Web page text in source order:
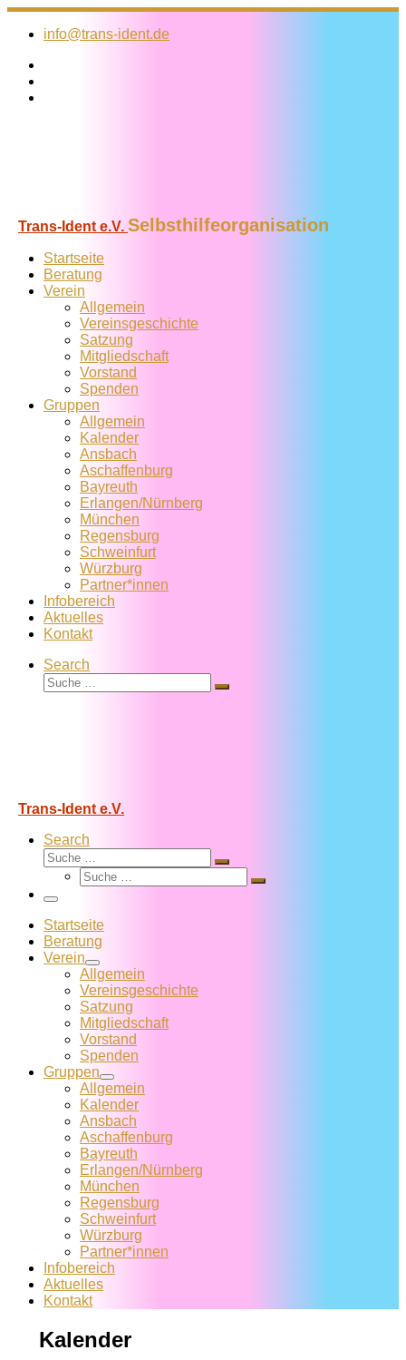
Zum
Inhalt
info@trans-ident.de
Trans-Ident e.V. Selbsthilfeorganisation
Startseite
Beratung
Verein
Allgemein
Vereins­geschichte
Satzung
Mitglied­schaft
Vorstand
Spenden
Gruppen
Allgemein
Kalender
Ansbach
Aschaffenburg
Bayreuth
Erlangen/Nürnberg
München
Regensburg
Schweinfurt
Würzburg
Partner*innen
Infobereich
Aktuelles
Kontakt
Search
Suche
Suche
Trans-Ident e.V.
Search
Suche
Suche
Suche
Suche
Menü
Startseite
Beratung
Verein
Allgemein
Vereins­geschichte
Satzung
Mitglied­schaft
Vorstand
Spenden
Gruppen
Allgemein
Kalender
Ansbach
Aschaffenburg
Bayreuth
Erlangen/Nürnberg
München
Regensburg
Schweinfurt
Würzburg
Partner*innen
Infobereich
Aktuelles
Kontakt
Kalender